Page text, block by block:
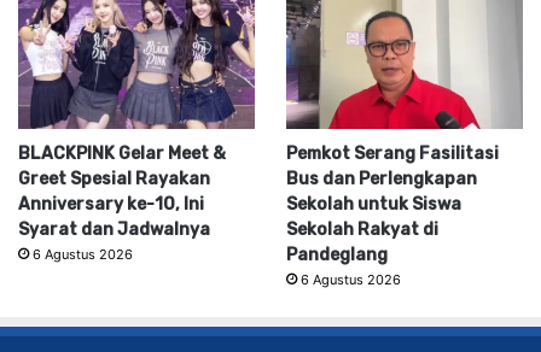
BLACKPINK Gelar Meet &
Greet Spesial Rayakan
Anniversary ke-10, Ini
Syarat dan Jadwalnya
6 Agustus 2026
Pemkot Serang Fasilitasi
Bus dan Perlengkapan
Sekolah untuk Siswa
Sekolah Rakyat di
Pandeglang
6 Agustus 2026